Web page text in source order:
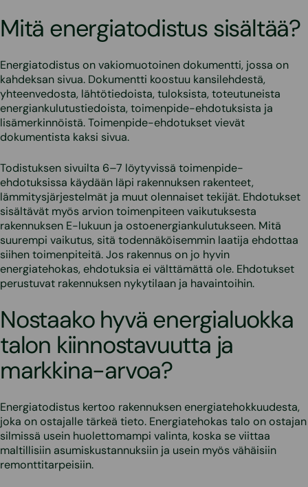
Mitä energiatodistus sisältää?
Energiatodistus on vakiomuotoinen dokumentti, jossa on
kahdeksan sivua. Dokumentti koostuu kansilehdestä,
yhteenvedosta, lähtötiedoista, tuloksista, toteutuneista
energiankulutustiedoista, toimenpide-ehdotuksista ja
lisämerkinnöistä. Toimenpide-ehdotukset vievät
dokumentista kaksi sivua.
Todistuksen sivuilta 6–7 löytyvissä toimenpide-
ehdotuksissa käydään läpi rakennuksen rakenteet,
lämmitysjärjestelmät ja muut olennaiset tekijät. Ehdotukset
sisältävät myös arvion toimenpiteen vaikutuksesta
rakennuksen E-lukuun ja ostoenergiankulutukseen. Mitä
suurempi vaikutus, sitä todennäköisemmin laatija ehdottaa
siihen toimenpiteitä. Jos rakennus on jo hyvin
energiatehokas, ehdotuksia ei välttämättä ole. Ehdotukset
perustuvat rakennuksen nykytilaan ja havaintoihin.
Nostaako hyvä energialuokka
talon kiinnostavuutta ja
markkina-arvoa?
Energiatodistus kertoo rakennuksen energiatehokkuudesta,
joka on ostajalle tärkeä tieto. Energiatehokas talo on ostajan
silmissä usein huolettomampi valinta, koska se viittaa
maltillisiin asumiskustannuksiin ja usein myös vähäisiin
remonttitarpeisiin.